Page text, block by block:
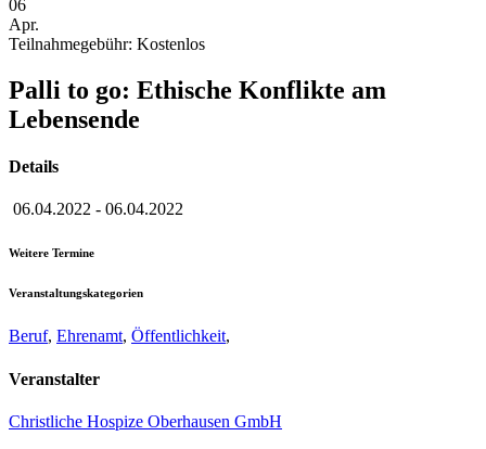
06
Apr.
Teilnahmegebühr: Kostenlos
Palli to go: Ethische Konflikte am
Lebensende
Details
06.04.2022 - 06.04.2022
Weitere Termine
Veranstaltungskategorien
Beruf, Ehrenamt, Öffentlichkeit,
Veranstalter
Christliche Hospize Oberhausen GmbH